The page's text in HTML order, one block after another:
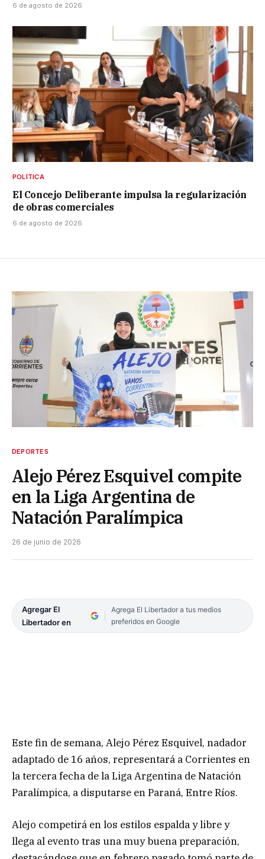
6 de agosto de 2026
POLÍTICA
El Concejo Deliberante impulsa la regularización
de obras comerciales
6 de agosto de 2026
DEPORTES
Alejo Pérez Esquivel compite
en la Liga Argentina de
Natación Paralímpica
26 de junio de 2026
Agregar El
Libertador en
Agrega El Libertador a tus medios
preferidos en Google
Este fin de semana, Alejo Pérez Esquivel, nadador
adaptado de 16 años, representará a Corrientes en
la tercera fecha de la Liga Argentina de Natación
Paralímpica, a disputarse en Paraná, Entre Ríos.
Alejo competirá en los estilos espalda y libre y
llega al evento tras una muy buena preparación,